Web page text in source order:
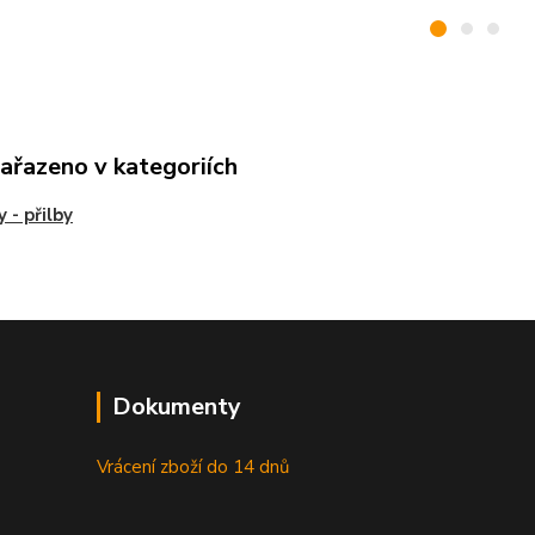
v kategoriích
- přilby
Dokumenty
Vrácení zboží do 14 dnů